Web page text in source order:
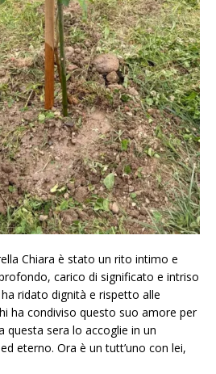
Chiara è stato un rito intimo e
carico di significato e intriso
ridato dignità e rispetto alle
ha condiviso questo suo amore per
questa sera lo accoglie in un
eterno. Ora è un tutt’uno con lei,